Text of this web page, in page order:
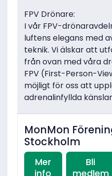
FPV Drönare:
I vår FPV-
luftens elegans med
teknik. Vi älskar att
från ovan med våra
FPV (First-Person-
möjligt för oss att
adrenalinfyllda
MonMon
Stockholm
Mer
info
Bli
medlem